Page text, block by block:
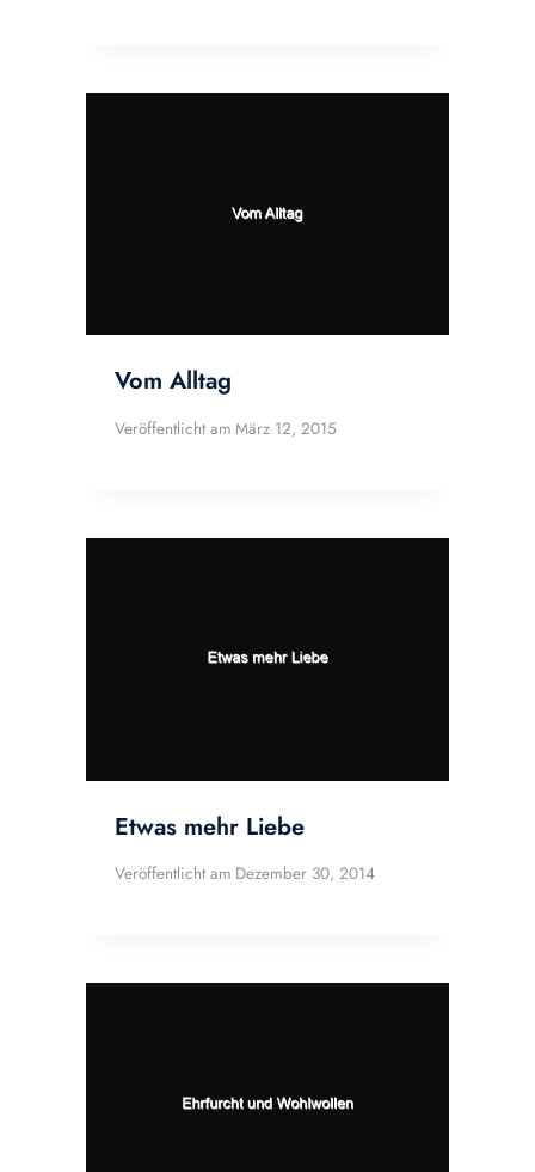
Vom Alltag
Veröffentlicht am März 12, 2015
Etwas mehr Liebe
Veröffentlicht am Dezember 30, 2014